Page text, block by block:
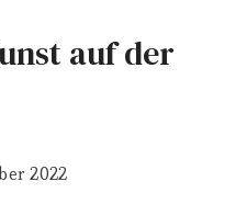
auf der
2022